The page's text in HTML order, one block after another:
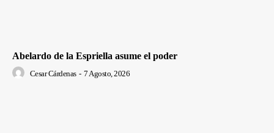
Abelardo de la Espriella asume el poder
Cesar Cárdenas - 7 Agosto, 2026